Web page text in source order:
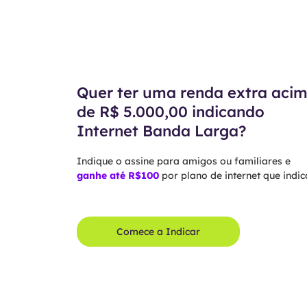
Quer ter uma renda extra
de R$ 5.000,00 indicando
Internet Banda Larga?
Indique o assine para amigos ou familiares e
ganhe até R$100por plano de internet que
Comece a Indicar